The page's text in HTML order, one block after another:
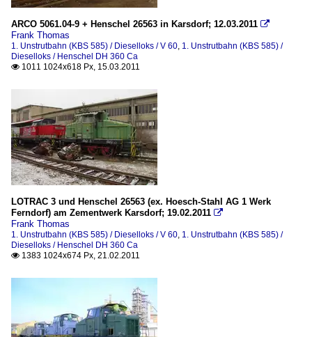
ARCO 5061.04-9 + Henschel 26563 in Karsdorf; 12.03.2011 
Frank Thomas
1. Unstrutbahn (KBS 585) / Dieselloks / V 60, 1. Unstrutbahn (KBS 585) /
Dieselloks / Henschel DH 360 Ca
 1011 1024x618 Px, 15.03.2011
LOTRAC 3 und Henschel 26563 (ex. Hoesch-Stahl AG 1 Werk
Ferndorf) am Zementwerk Karsdorf; 19.02.2011 
Frank Thomas
1. Unstrutbahn (KBS 585) / Dieselloks / V 60, 1. Unstrutbahn (KBS 585) /
Dieselloks / Henschel DH 360 Ca
 1383 1024x674 Px, 21.02.2011